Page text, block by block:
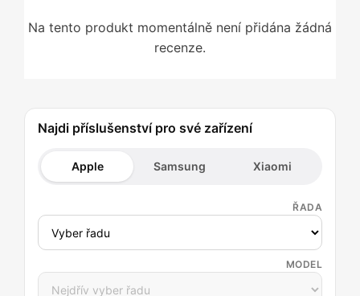
Na tento produkt momentálně není přidána žádná
recenze.
Najdi příslušenství pro své zařízení
Apple Samsung Xiaomi
ŘADA
MODEL